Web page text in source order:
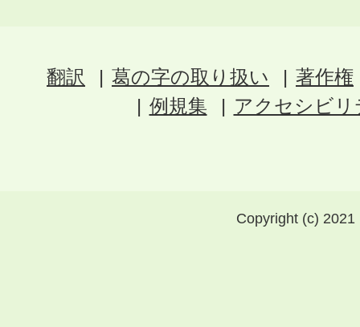
翻訳 葛の字の取り扱い
著作権
例規集
アクセシビ
Copyright (c)